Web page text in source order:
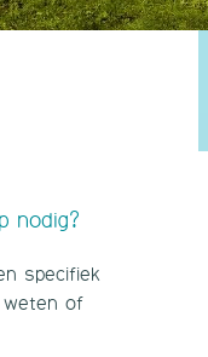
nodig?
specifiek
of